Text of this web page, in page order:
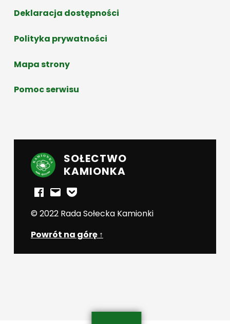
Deklaracja dostępności
Polityka prywatności
Mapa strony
Pomoc serwisu
SOŁECTWO
KAMIONKA
Facebook
E-mailPowiadomienia mailowe
© 2022 Rada Sołecka Kamionki
Powrót na górę ↑